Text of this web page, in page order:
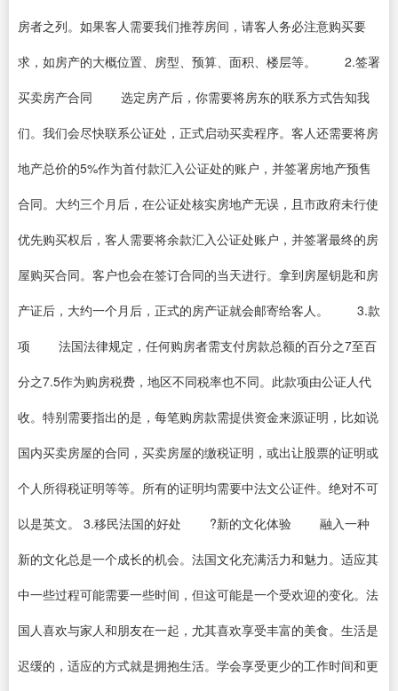
房者之列。如果客人需要我们推荐房间，请客人务必注意购买要
求，如房产的大概位置、房型、预算、面积、楼层等。 2.签署
买卖房产合同 选定房产后，你需要将房东的联系方式告知我
们。我们会尽快联系公证处，正式启动买卖程序。客人还需要将房
地产总价的5%作为首付款汇入公证处的账户，并签署房地产预售
合同。大约三个月后，在公证处核实房地产无误，且市政府未行使
优先购买权后，客人需要将余款汇入公证处账户，并签署最终的房
屋购买合同。客户也会在签订合同的当天进行。拿到房屋钥匙和房
产证后，大约一个月后，正式的房产证就会邮寄给客人。 3.款
项 法国法律规定，任何购房者需支付房款总额的百分之7至百
分之7.5作为购房税费，地区不同税率也不同。此款项由公证人代
收。特别需要指出的是，每笔购房款需提供资金来源证明，比如说
国内买卖房屋的合同，买卖房屋的缴税证明，或出让股票的证明或
个人所得税证明等等。所有的证明均需要中法文公证件。绝对不可
以是英文。 3.移民法国的好处 ?新的文化体验 融入一种
新的文化总是一个成长的机会。法国文化充满活力和魅力。适应其
中一些过程可能需要一些时间，但这可能是一个受欢迎的变化。法
国人喜欢与家人和朋友在一起，尤其喜欢享受丰富的美食。生活是
迟缓的，适应的方式就是拥抱生活。学会享受更少的工作时间和更